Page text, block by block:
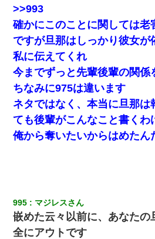
>>993
確かにこのことに関しては老
ですが旦那はしっかり彼女が
私に伝えてくれ
今までずっと先輩後輩の関係
ちなみに975は違います
ネタではなく、本当に旦那は
ても後輩がこんなこと書くわ
俺から奪いたいからはめたん
995 マジレスさん
嵌めた云々以前に、あなたの
全にアウトです